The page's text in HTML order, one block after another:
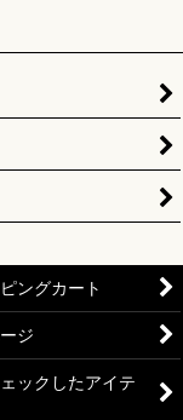
ングカート
ジ
ックしたアイテ